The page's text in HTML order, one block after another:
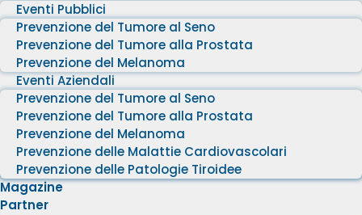
Eventi Pubblici
Prevenzione del Tumore al Seno
Prevenzione del Tumore alla Prostata
Prevenzione del Melanoma
Eventi Aziendali
Prevenzione del Tumore al Seno
Prevenzione del Tumore alla Prostata
Prevenzione del Melanoma
Prevenzione delle Malattie Cardiovascolari
Prevenzione delle Patologie Tiroidee
Magazine
Partner